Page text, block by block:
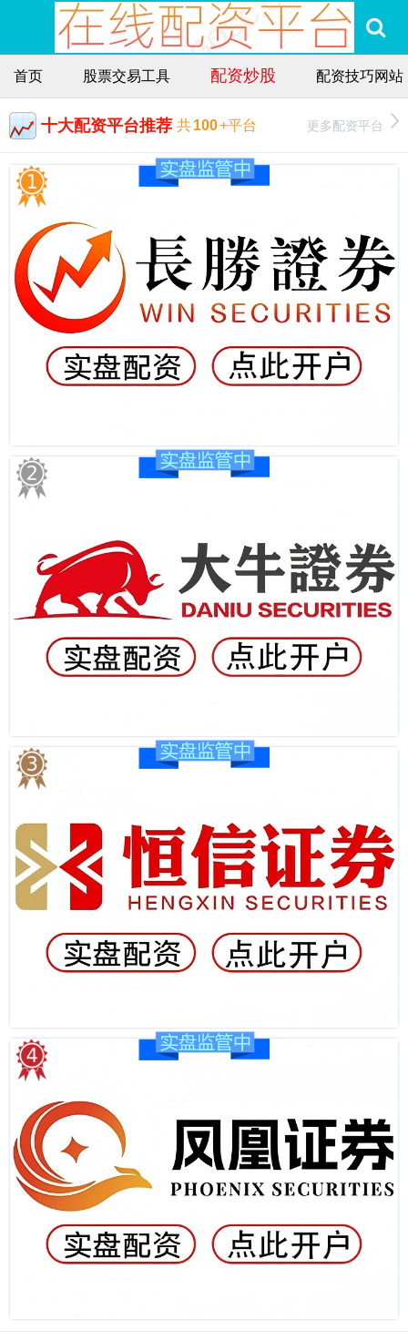
首页 股票交易工具 配资炒股 配资技巧网站
十大配资平台推荐 共100+平台 更多配资平台